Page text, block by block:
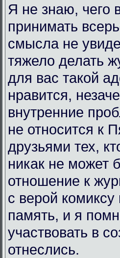
Я не знаю, чего
принимать
смысла не
тяжело делать
для вас такой
нравится,
внутренние
не относится к
друзьями тех,
никак не может
отношение к
с верой
память, и я
участвовать в
отнеслись.